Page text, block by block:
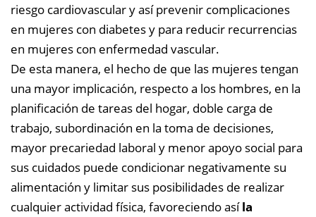
riesgo cardiovascular y así prevenir complicaciones
en mujeres con diabetes y para reducir recurrencias
en mujeres con enfermedad vascular.
De esta manera, el hecho de que las mujeres tengan
una mayor implicación, respecto a los hombres, en la
planificación de tareas del hogar, doble carga de
trabajo, subordinación en la toma de decisiones,
mayor precariedad laboral y menor apoyo social para
sus cuidados puede condicionar negativamente su
alimentación y limitar sus posibilidades de realizar
cualquier actividad física, favoreciendo asíla